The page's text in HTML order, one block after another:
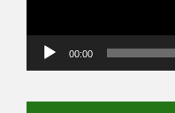
00:00